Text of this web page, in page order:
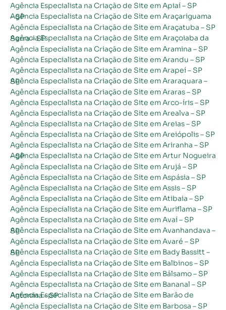
Agência Especialista na Criação de Site em Apiaí – SP
Agência Especialista na Criação de Site em Araçariguama – SP
Agência Especialista na Criação de Site em Araçatuba – SP
Agência Especialista na Criação de Site em Araçoiaba da Serra – SP
Agência Especialista na Criação de Site em Aramina – SP
Agência Especialista na Criação de Site em Arandu – SP
Agência Especialista na Criação de Site em Arapeí – SP
Agência Especialista na Criação de Site em Araraquara – SP
Agência Especialista na Criação de Site em Araras – SP
Agência Especialista na Criação de Site em Arco-íris – SP
Agência Especialista na Criação de Site em Arealva – SP
Agência Especialista na Criação de Site em Areias – SP
Agência Especialista na Criação de Site em Areiópolis – SP
Agência Especialista na Criação de Site em Ariranha – SP
Agência Especialista na Criação de Site em Artur Nogueira – SP
Agência Especialista na Criação de Site em Arujá – SP
Agência Especialista na Criação de Site em Aspásia – SP
Agência Especialista na Criação de Site em Assis – SP
Agência Especialista na Criação de Site em Atibaia – SP
Agência Especialista na Criação de Site em Auriflama – SP
Agência Especialista na Criação de Site em Avaí – SP
Agência Especialista na Criação de Site em Avanhandava – SP
Agência Especialista na Criação de Site em Avaré – SP
Agência Especialista na Criação de Site em Bady Bassitt – SP
Agência Especialista na Criação de Site em Balbinos – SP
Agência Especialista na Criação de Site em Bálsamo – SP
Agência Especialista na Criação de Site em Bananal – SP
Agência Especialista na Criação de Site em Barão de Antonina – SP
Agência Especialista na Criação de Site em Barbosa – SP